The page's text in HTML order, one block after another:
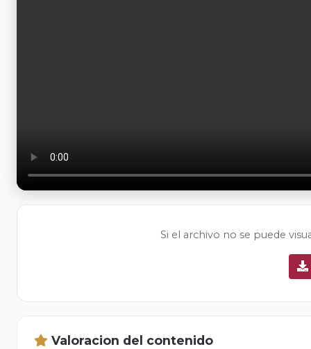
Si el archivo no se puede
Valoracion del contenido